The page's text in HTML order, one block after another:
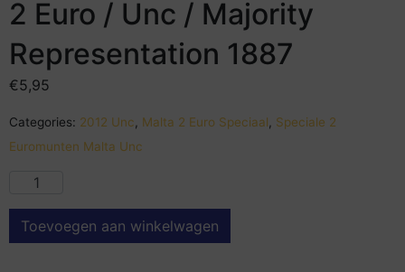
2 Euro / Unc / Majority
Representation 1887
€5,95
Categories: 2012 Unc Malta 2 Euro Speciaal
Speciale 2
Euromunten Malta Unc
Toevoegen aan winkelwagen